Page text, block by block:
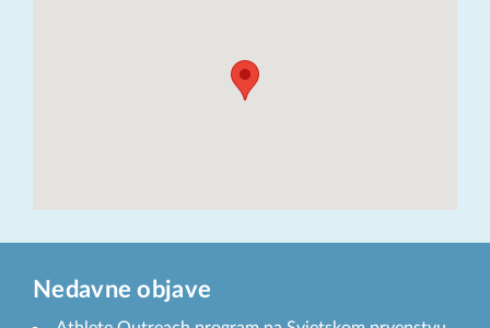
Nedavne objave